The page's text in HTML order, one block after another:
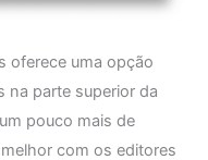
oferece uma opção
na parte superior da
pouco mais de
com os editores